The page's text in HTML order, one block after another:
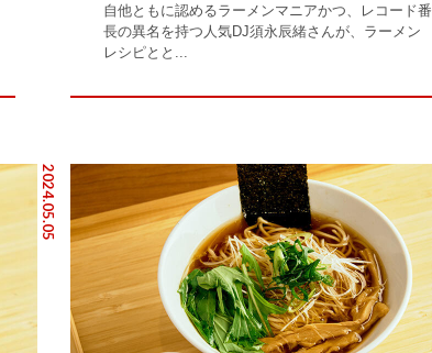
自他ともに認めるラーメンマニアかつ、レコード番
長の異名を持つ人気DJ須永辰緒さんが、ラーメン
レシピとと...
2024.05.05